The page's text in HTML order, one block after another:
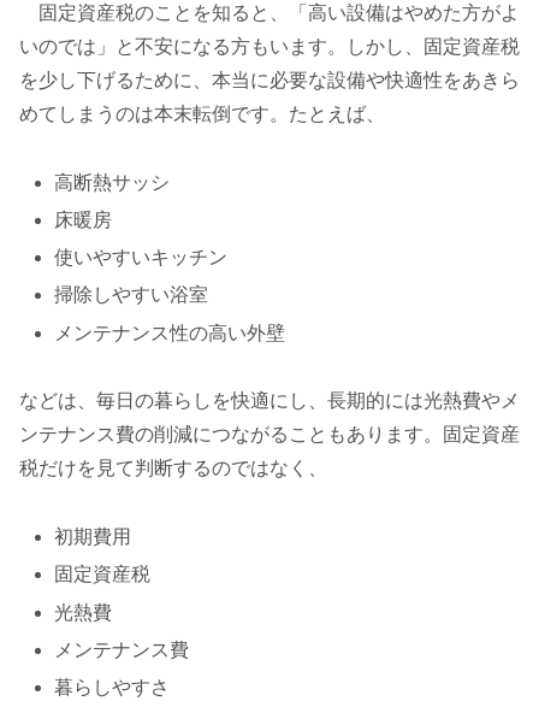
固定資産税のことを知ると、「高い設備はやめた方がよ
いのでは」と不安になる方もいます。しかし、固定資産税
を少し下げるために、本当に必要な設備や快適性をあきら
めてしまうのは本末転倒です。たとえば、
高断熱サッシ
床暖房
使いやすいキッチン
掃除しやすい浴室
メンテナンス性の高い外壁
などは、毎日の暮らしを快適にし、長期的には光熱費やメ
ンテナンス費の削減につながることもあります。固定資産
税だけを見て判断するのではなく、
初期費用
固定資産税
光熱費
メンテナンス費
暮らしやすさ